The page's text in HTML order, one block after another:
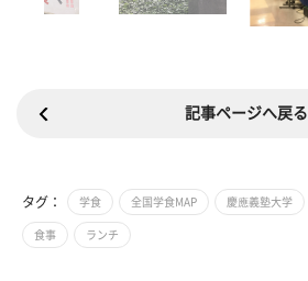
記事ページへ戻る
タグ： 学食 全国学食MAP 慶應義塾大学
食事 ランチ